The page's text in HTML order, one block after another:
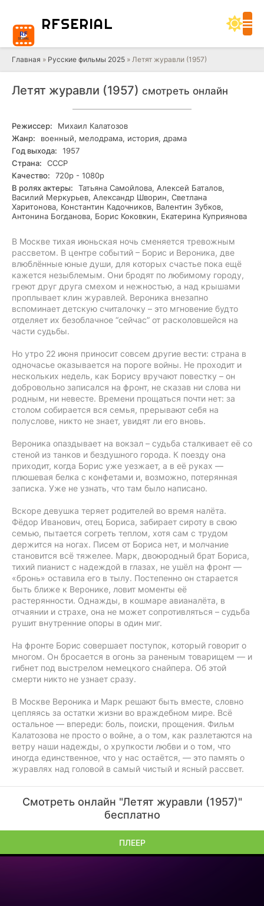
RFSERIAL
Главная » Русские фильмы 2025 » Летят журавли (1957)
Летят журавли (1957) смотреть онлайн
Режиссер:
Михаил Калатозов
Жанр:
военный, мелодрама, история, драма
Год выхода:
1957
Страна:
СССР
Качество:
720р - 1080р
В ролях актеры:
Татьяна Самойлова, Алексей Баталов,
Василий Меркурьев, Александр Шворин, Светлана
Харитонова, Константин Кадочников, Валентин Зубков,
Антонина Богданова, Борис Коковкин, Екатерина Куприянова
В Москве тихая июньская ночь сменяется тревожным
рассветом. В центре событий – Борис и Вероника, две
влюблённые юные души, для которых счастье пока ещё
кажется незыблемым. Они бродят по любимому городу,
греют друг друга смехом и нежностью, а над крышами
проплывает клин журавлей. Вероника внезапно
вспоминает детскую считалочку – это мгновение будто
отделяет их безоблачное “сейчас” от расколовшейся на
части судьбы.
Но утро 22 июня приносит совсем другие вести: страна в
одночасье оказывается на пороге войны. Не проходит и
нескольких недель, как Борису вручают повестку – он
добровольно записался на фронт, не сказав ни слова ни
родным, ни невесте. Времени прощаться почти нет: за
столом собирается вся семья, прерывают себя на
полуслове, никто не знает, увидят ли его вновь.
Вероника опаздывает на вокзал – судьба сталкивает её со
стеной из танков и бездушного города. К поезду она
приходит, когда Борис уже уезжает, а в её руках —
плюшевая белка с конфетами и, возможно, потерянная
записка. Уже не узнать, что там было написано.
Вскоре девушка теряет родителей во время налёта.
Фёдор Иванович, отец Бориса, забирает сироту в свою
семью, пытается согреть теплом, хотя сам с трудом
держится на ногах. Писем от Бориса нет, и молчание
становится всё тяжелее. Марк, двоюродный брат Бориса,
тихий пианист с надеждой в глазах, не ушёл на фронт —
«бронь» оставила его в тылу. Постепенно он старается
быть ближе к Веронике, ловит моменты её
растерянности. Однажды, в кошмаре авианалёта, в
отчаянии и страхе, она не может сопротивляться – судьба
рушит внутренние опоры в один миг.
На фронте Борис совершает поступок, который говорит о
многом. Он бросается в огонь за раненым товарищем — и
гибнет под выстрелом немецкого снайпера. Об этой
смерти никто не узнает сразу.
В Москве Вероника и Марк решают быть вместе, словно
цепляясь за остатки жизни во враждебном мире. Всё
остальное — впереди: боль, поиски, прощения. Фильм
Калатозова не просто о войне, а о том, как разлетаются на
ветру наши надежды, о хрупкости любви и о том, что
иногда единственное, что у нас остаётся, — это память о
журавлях над головой в самый чистый и ясный рассвет.
Смотреть онлайн "Летят журавли (1957)"
бесплатно
ПЛЕЕР